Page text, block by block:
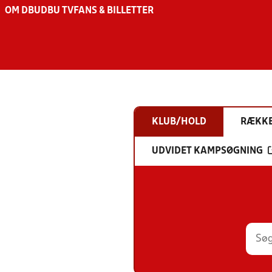
OM DBU DBU TV FANS & BILLETTER
KLUB/HOLD
UDVIDET KAMPSØGNING